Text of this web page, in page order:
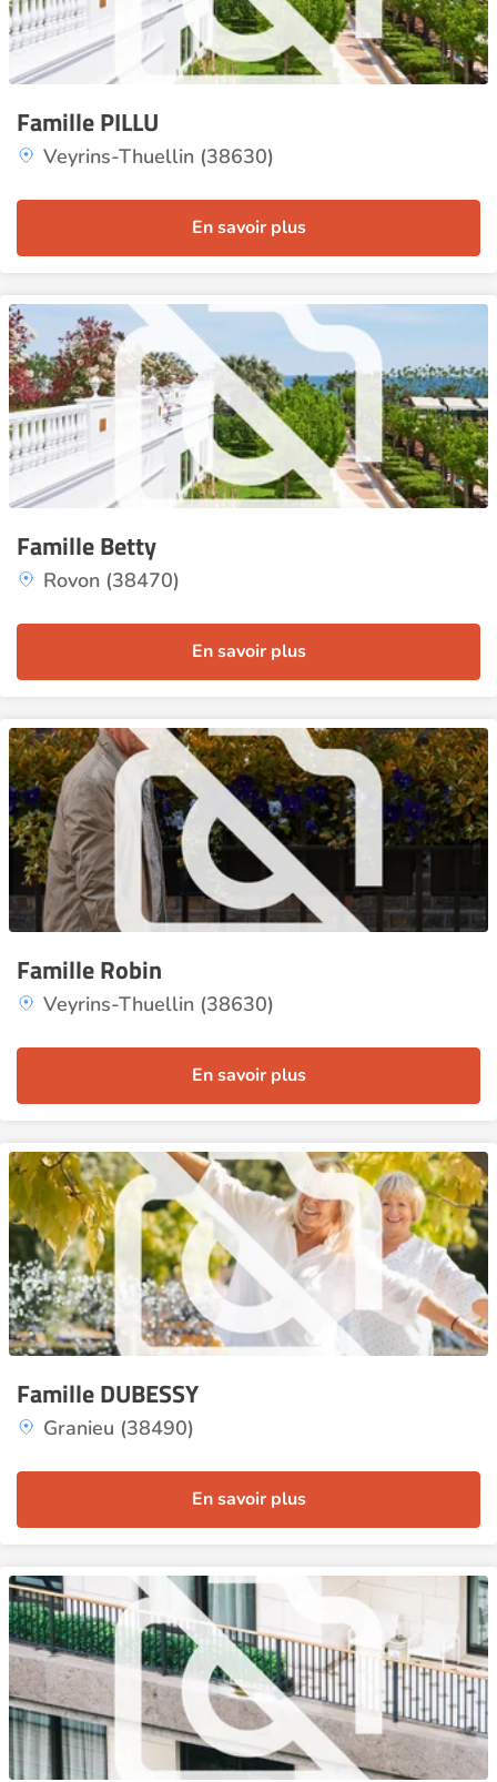
Famille PILLU
Veyrins-Thuellin (38630)
En savoir plus
Famille Betty
Rovon (38470)
En savoir plus
Famille Robin
Veyrins-Thuellin (38630)
En savoir plus
Famille DUBESSY
Granieu (38490)
En savoir plus